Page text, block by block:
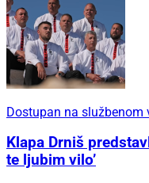
Dostupan na službenom
Klapa Drniš
te ljubim vilo’